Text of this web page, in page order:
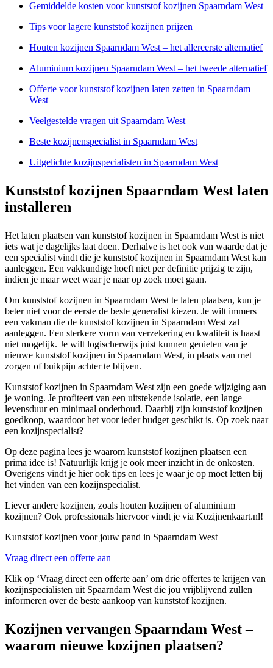
Gemiddelde kosten voor kunststof kozijnen Spaarndam West
Tips voor lagere kunststof kozijnen prijzen
Houten kozijnen Spaarndam West – het allereerste alternatief
Aluminium kozijnen Spaarndam West – het tweede alternatief
Offerte voor kunststof kozijnen laten zetten in Spaarndam
West
Veelgestelde vragen uit Spaarndam West
Beste kozijnenspecialist in Spaarndam West
Uitgelichte kozijnspecialisten in Spaarndam West
Kunststof kozijnen Spaarndam West laten
installeren
Het laten plaatsen van kunststof kozijnen in Spaarndam West is niet
iets wat je dagelijks laat doen. Derhalve is het ook van waarde dat je
een specialist vindt die je kunststof kozijnen in Spaarndam West kan
aanleggen. Een vakkundige hoeft niet per definitie prijzig te zijn,
indien je maar weet waar je naar op zoek moet gaan.
Om kunststof kozijnen in Spaarndam West te laten plaatsen, kun je
beter niet voor de eerste de beste generalist kiezen. Je wilt immers
een vakman die de kunststof kozijnen in Spaarndam West zal
aanleggen. Een sterkere vorm van verzekering en kwaliteit is haast
niet mogelijk. Je wilt logischerwijs juist kunnen genieten van je
nieuwe kunststof kozijnen in Spaarndam West, in plaats van met
zorgen of buikpijn achter te blijven.
Kunststof kozijnen in Spaarndam West zijn een goede wijziging aan
je woning. Je profiteert van een uitstekende isolatie, een lange
levensduur en minimaal onderhoud. Daarbij zijn kunststof kozijnen
goedkoop, waardoor het voor ieder budget geschikt is. Op zoek naar
een kozijnspecialist?
Op deze pagina lees je waarom kunststof kozijnen plaatsen een
prima idee is! Natuurlijk krijg je ook meer inzicht in de onkosten.
Overigens vindt je hier ook tips en lees je waar je op moet letten bij
het vinden van een kozijnspecialist.
Liever andere kozijnen, zoals houten kozijnen of aluminium
kozijnen? Ook professionals hiervoor vindt je via Kozijnenkaart.nl!
Kunststof kozijnen voor jouw pand in Spaarndam West
Vraag direct een offerte aan
Klik op ‘Vraag direct een offerte aan’ om drie offertes te krijgen van
kozijnspecialisten uit Spaarndam West die jou vrijblijvend zullen
informeren over de beste aankoop van kunststof kozijnen.
Kozijnen vervangen Spaarndam West –
waarom nieuwe kozijnen plaatsen?